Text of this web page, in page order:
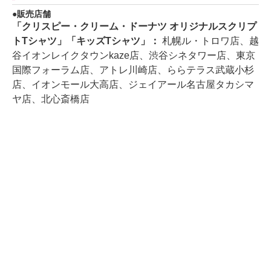
販売店舗
「クリスピー・クリーム・ドーナツ オリジナルスクリプ
トTシャツ」「キッズTシャツ」： 札幌ル・トロワ店、越
谷イオンレイクタウンkaze店、渋谷シネタワー店、東京
国際フォーラム店、アトレ川崎店、ららテラス武蔵小杉
店、イオンモール大高店、ジェイアール名古屋タカシマ
ヤ店、北心斎橋店